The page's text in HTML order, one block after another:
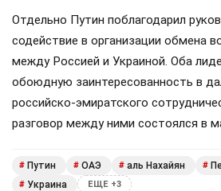
Отдельно Путин поблагодарил
содействие в организации обмена
между Россией и Украиной. Оба
обоюдную заинтересованность в
российско-эмиратского
разговор между ними состоялся в
# Путин # ОАЭ # аль Нахайян #
# Украина ЕЩЕ +3